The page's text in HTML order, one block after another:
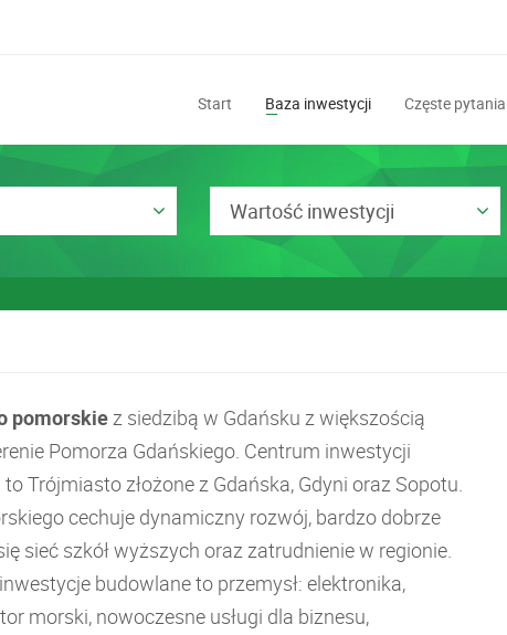
Start Baza inwestycji Częste pytania
Wartość inwestycji
pomorskiez siedzibą w Gdańsku z większością
Pomorza Gdańskiego. Centrum inwestycji
Trójmiasto złożone z Gdańska, Gdyni oraz Sopotu.
cechuje dynamiczny rozwój, bardzo dobrze
sieć szkół wyższych oraz zatrudnienie w regionie.
budowlane to przemysł: elektronika,
morski, nowoczesne usługi dla biznesu,